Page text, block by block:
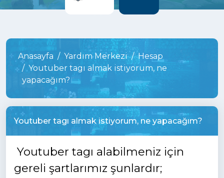
Anasayfa Yardım Merkezi
Hesap
Youtuber tagı almak istiyorum, ne
yapacağım?
Youtuber tagı almak istiyorum, ne yapacağım?
Youtuber tagı alabilmeniz için
gereli şartlarımız şunlardır;